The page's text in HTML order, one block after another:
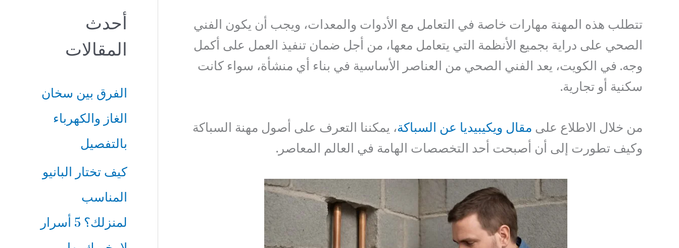
تتطلب هذه المهنة مهارات خاصة في التعامل مع الأدوات والمعدات، ويجب أن يكون الفني
الصحي على دراية بجميع الأنظمة التي يتعامل معها، من أجل ضمان تنفيذ العمل على أكمل
وجه. في الكويت، يعد الفني الصحي من العناصر الأساسية في بناء أي منشأة، سواء كانت
سكنية أو تجارية.
من خلال الاطلاع على مقال ويكيبيديا عن السباكة، يمكننا التعرف على أصول مهنة السباكة
وكيف تطورت إلى أن أصبحت أحد التخصصات الهامة في العالم المعاصر.
ن
:
أحدث
المقالات
الفرق بين سخان
الغاز والكهرباء
بالتفصيل
كيف تختار البانيو
المناسب
لمنزلك؟ 5 أسرار